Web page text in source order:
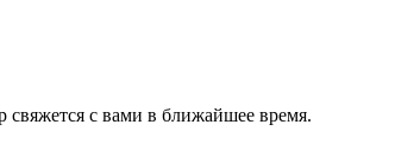
с вами в ближайшее время.